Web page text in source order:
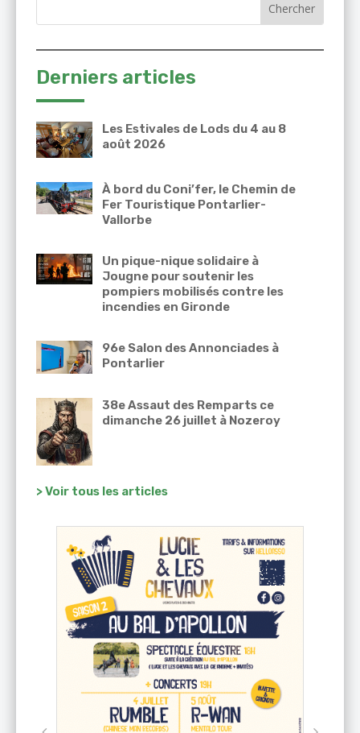
Derniers articles
Les Estivales de Lods du 4 au 8
août 2026
À bord du Coni’fer, le Chemin de
Fer Touristique Pontarlier-
Vallorbe
Un pique-nique solidaire à
Jougne pour soutenir les
pompiers mobilisés contre les
incendies en Gironde
96e Salon des Annonciades à
Pontarlier
38e Assaut des Remparts ce
dimanche 26 juillet à Nozeroy
> Voir tous les articles